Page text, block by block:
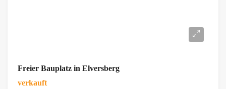
Freier Bauplatz in Elversberg
verkauft